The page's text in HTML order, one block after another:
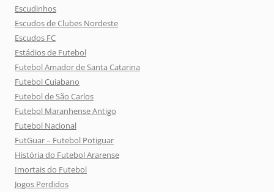
Escudinhos
Escudos de Clubes Nordeste
Escudos FC
Estádios de Futebol
Futebol Amador de Santa Catarina
Futebol Cuiabano
Futebol de São Carlos
Futebol Maranhense Antigo
Futebol Nacional
FutGuar – Futebol Potiguar
História do Futebol Ararense
Imortais do Futebol
Jogos Perdidos